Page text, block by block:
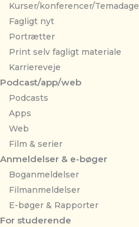
Kurser/konferencer/Temadage
Fagligt nyt
Portrætter
Print selv fagligt materiale
Karriereveje
Podcast/app/web
Podcasts
Apps
Web
Film & serier
Anmeldelser & e-bøger
Boganmeldelser
Filmanmeldelser
E-bøger & Rapporter
For studerende